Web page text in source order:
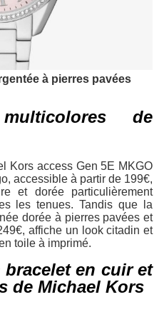
à pierres pavées
de
Kors access Gen 5E MKGO
accessible à partir de 199€,
et dorée particulièrement
les tenues. Tandis que la
dorée à pierres pavées et
affiche un look citadin et
toile à imprimé.
en cuir et
de Michael Kors